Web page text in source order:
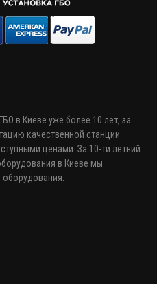
в Киеве уже более 10 лет, за
качественной станции
ценами. За 10-ти летний
в Киеве мы
оборудования.